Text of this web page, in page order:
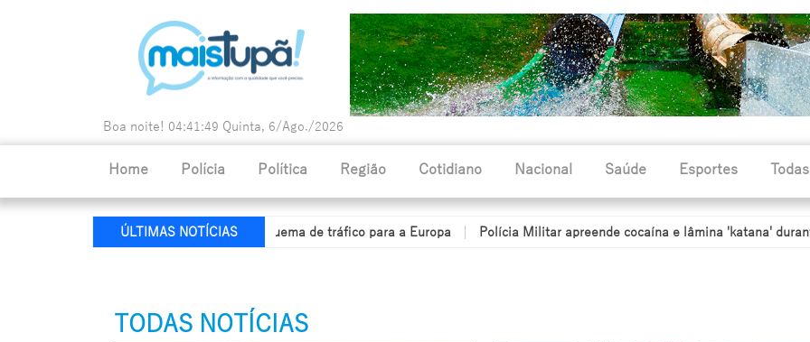
Boa noite! 04:41:50 Quinta, 6/Ago./2026
Home Polícia Política Região Cotidiano Nacional Saúde Esportes Todas
ÚLTIMAS NOTÍCIAS
Dise de Marília desarticula esquema de tráfico para a Europa Polícia Militar apreende cocaína e lâmina 'katana' durante abordagem
TODAS NOTÍCIAS